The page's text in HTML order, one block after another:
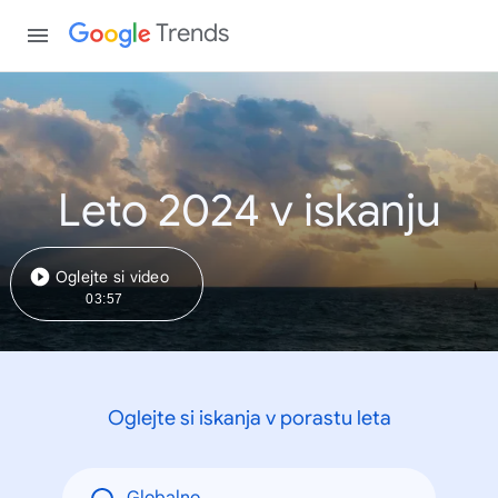
Trends
Leto 2024 v iskanju
Oglejte si video
03:57
Oglejte si iskanja v porastu leta